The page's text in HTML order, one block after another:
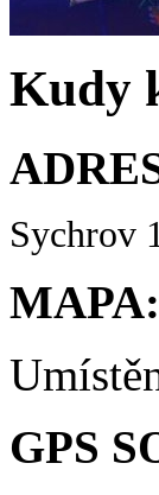
Kudy
Sychrov
MAPA:
GPS